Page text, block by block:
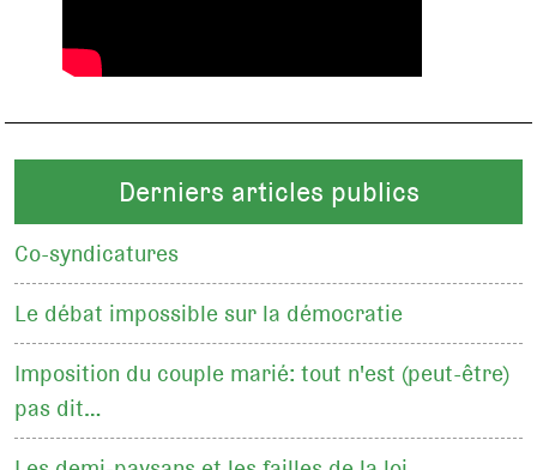
Derniers articles publics
Co-syndicatures
Le débat impossible sur la démocratie
Imposition du couple marié: tout n'est (peut-être)
pas dit…